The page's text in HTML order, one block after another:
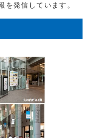
を発信しています。